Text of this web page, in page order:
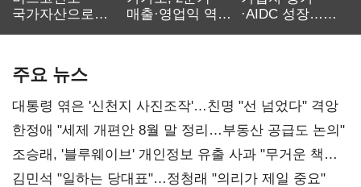
국가자산으로…'
매출·영업익 역대
·AIDC 성장…
주요 뉴스
대통령 엮은 '신천지 사진조작'…친명 "선 넘었다" 격앙
한정애 "세제 개편안 8월 말 정리…부동산 공급도 논의"
조승래, '블루웨이브' 개인정보 유출 사과 "무거운 책임
통감"
김민석 "일하는 당대표"…정청래 "의리가 제일 중요"